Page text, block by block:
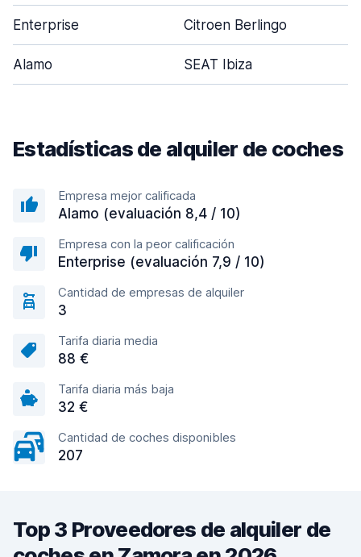
Enterprise Citroen Berlingo
Alamo SEAT Ibiza
Estadísticas de alquiler de coches
Empresa mejor calificada
Alamo (evaluación 8,4 / 10)
Empresa con la peor calificación
Enterprise (evaluación 7,9 / 10)
Cantidad de empresas de alquiler
3
Tarifa diaria media
88 €
Tarifa diaria más baja
32 €
Cantidad de coches disponibles
207
Top 3 Proveedores de alquiler de